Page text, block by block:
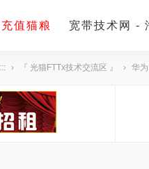
充值猫粮 宽带技术网 -
› 『 光猫FTTx技术交流区 』 › 华